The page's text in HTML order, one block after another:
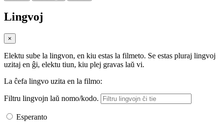
Lingvoj
×
Elektu sube la lingvon, en kiu estas la filmeto. Se estas pluraj lingvoj
uzitaj en ĝi, elektu tiun, kiu plej gravas laŭ vi.
La ĉefa lingvo uzita en la filmo:
Filtru lingvojn laŭ nomo/kodo.
Esperanto